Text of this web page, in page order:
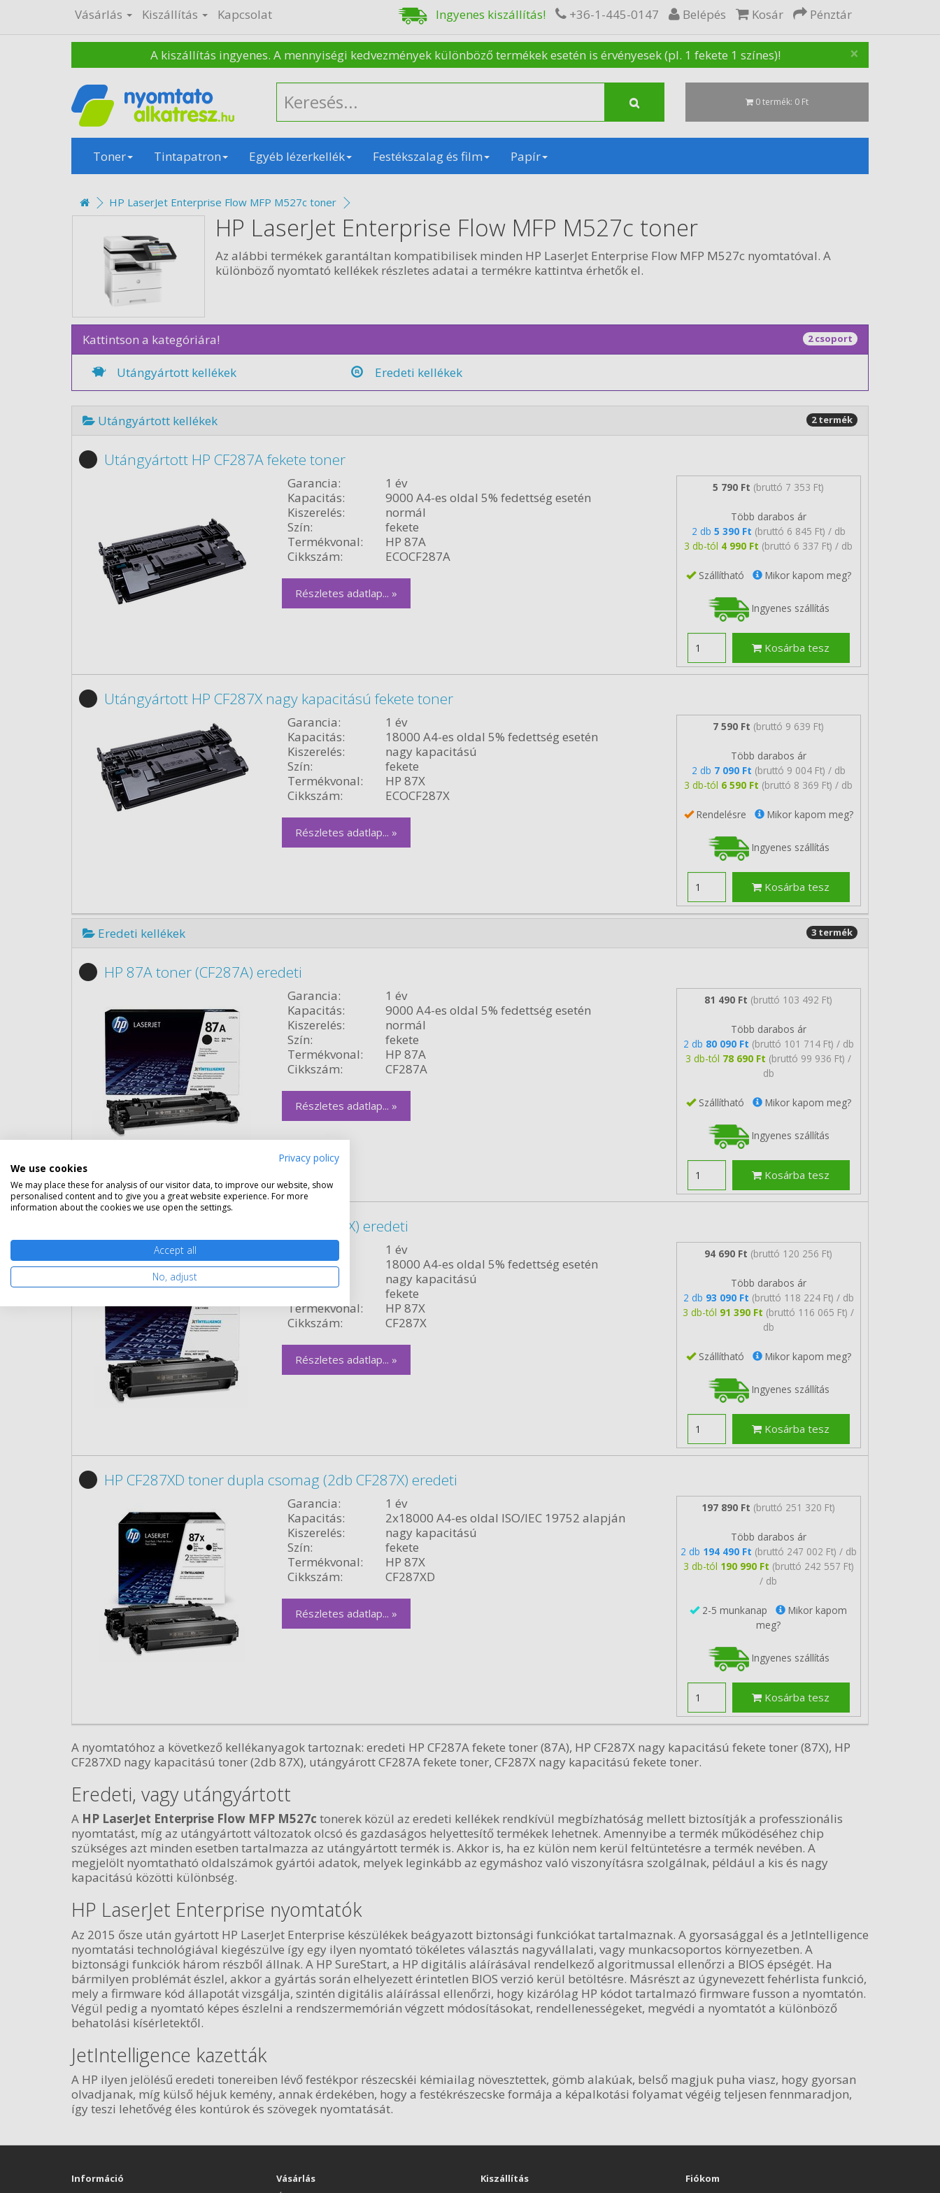
Vásárlás Kiszállítás Kapcsolat Ingyenes kiszállítás! +36-1-445-0147 Belépés Kosár Pénztár
×
A kiszállítás ingyenes. A mennyiségi kedvezmények különböző termékek esetén is érvényesek (pl. 1 fekete 1 színes)!
0 termék: 0 Ft
Toner Tintapatron Egyéb lézerkellék Festékszalag és film Papír
HP LaserJet Enterprise Flow MFP M527c toner
HP LaserJet Enterprise Flow MFP M527c toner
Az alábbi termékek garantáltan kompatibilisek minden HP LaserJet Enterprise Flow MFP M527c nyomtatóval. A
különböző nyomtató kellékek részletes adatai a termékre kattintva érhetők el.
Kattintson a kategóriára! 2 csoport
Utángyártott kellékek Eredeti kellékek
Utángyártott kellékek 2 termék
Utángyártott HP CF287A fekete toner
Garancia:
1 év
Kapacitás:
9000 A4-es oldal 5% fedettség esetén
Kiszerelés:
normál
Szín:
fekete
Termékvonal:
HP 87A
Cikkszám:
ECOCF287A
Részletes adatlap... »
5 790 Ft (bruttó 7 353 Ft)
Több darabos ár
2 db 5 390 Ft (bruttó 6 845 Ft) / db
3 db-tól 4 990 Ft (bruttó 6 337 Ft) / db
Szállítható Mikor kapom meg?
Ingyenes szállítás
Kosárba tesz
Utángyártott HP CF287X nagy kapacitású fekete toner
Garancia:
1 év
Kapacitás:
18000 A4-es oldal 5% fedettség esetén
Kiszerelés:
nagy kapacitású
Szín:
fekete
Termékvonal:
HP 87X
Cikkszám:
ECOCF287X
Részletes adatlap... »
7 590 Ft (bruttó 9 639 Ft)
Több darabos ár
2 db 7 090 Ft (bruttó 9 004 Ft) / db
3 db-tól 6 590 Ft (bruttó 8 369 Ft) / db
Rendelésre Mikor kapom meg?
Ingyenes szállítás
Kosárba tesz
Eredeti kellékek 3 termék
HP 87A toner (CF287A) eredeti
Garancia:
1 év
Kapacitás:
9000 A4-es oldal 5% fedettség esetén
Kiszerelés:
normál
Szín:
fekete
Termékvonal:
HP 87A
Cikkszám:
CF287A
Részletes adatlap... »
81 490 Ft (bruttó 103 492 Ft)
Több darabos ár
2 db 80 090 Ft (bruttó 101 714 Ft) / db
3 db-tól 78 690 Ft (bruttó 99 936 Ft) /
db
Szállítható Mikor kapom meg?
Ingyenes szállítás
Kosárba tesz
HP 87X nagy kapacitású toner (CF287X) eredeti
1 év
Kapacitás:
18000 A4-es oldal 5% fedettség esetén
nagy kapacitású
fekete
Termékvonal:
HP 87X
Cikkszám:
CF287X
Részletes adatlap... »
94 690 Ft (bruttó 120 256 Ft)
Több darabos ár
2 db 93 090 Ft (bruttó 118 224 Ft) / db
3 db-tól 91 390 Ft (bruttó 116 065 Ft) /
db
Szállítható Mikor kapom meg?
Ingyenes szállítás
Kosárba tesz
HP CF287XD toner dupla csomag (2db CF287X) eredeti
Garancia:
1 év
Kapacitás:
2x18000 A4-es oldal ISO/IEC 19752 alapján
Kiszerelés:
nagy kapacitású
Szín:
fekete
Termékvonal:
HP 87X
Cikkszám:
CF287XD
Részletes adatlap... »
197 890 Ft (bruttó 251 320 Ft)
Több darabos ár
2 db 194 490 Ft (bruttó 247 002 Ft) / db
3 db-tól 190 990 Ft (bruttó 242 557 Ft)
/ db
2-5 munkanap
Mikor kapom
meg?
Ingyenes szállítás
Kosárba tesz
A nyomtatóhoz a következő kellékanyagok tartoznak: eredeti HP CF287A fekete toner (87A), HP CF287X nagy kapacitású fekete toner (87X), HP
CF287XD nagy kapacitású toner (2db 87X), utángyárott CF287A fekete toner, CF287X nagy kapacitású fekete toner.
Eredeti, vagy utángyártott
A HP LaserJet Enterprise Flow MFP M527c tonerek közül az eredeti kellékek rendkívül megbízhatóság mellett biztosítják a professzionális
nyomtatást, míg az utángyártott változatok olcsó és gazdaságos helyettesítő termékek lehetnek. Amennyibe a termék működéséhez chip
szükséges azt minden esetben tartalmazza az utángyártott termék is. Akkor is, ha ez külön nem kerül feltüntetésre a termék nevében. A
megjelölt nyomtatható oldalszámok gyártói adatok, melyek leginkább az egymáshoz való viszonyításra szolgálnak, például a kis és nagy
kapacitású közötti különbség.
HP LaserJet Enterprise nyomtatók
Az 2015 ősze után gyártott HP LaserJet Enterprise készülékek beágyazott biztonsági funkciókat tartalmaznak. A gyorsasággal és a JetIntelligence
nyomtatási technológiával kiegészülve így egy ilyen nyomtató tökéletes választás nagyvállalati, vagy munkacsoportos környezetben. A
biztonsági funkciók három részből állnak. A HP SureStart, a HP digitális aláírásával rendelkező algoritmussal ellenőrzi a BIOS épségét. Ha
bármilyen problémát észlel, akkor a gyártás során elhelyezett érintetlen BIOS verzió kerül betöltésre. Másrészt az úgynevezett fehérlista funkció,
mely a firmware kód állapotát vizsgálja, szintén digitális aláírással ellenőrzi, hogy kizárólag HP kódot tartalmazó firmware fusson a nyomtatón.
Végül pedig a nyomtató képes észlelni a rendszermemórián végzett módosításokat, rendellenességeket, megvédi a nyomtatót a különböző
behatolási kísérletektől.
JetIntelligence kazetták
A HP ilyen jelölésű eredeti tonereiben lévő festékpor részecskéi kémiailag növesztettek, gömb alakúak, belső magjuk puha viasz, hogy gyorsan
olvadjanak, míg külső héjuk kemény, annak érdekében, hogy a festékrészecske formája a képalkotási folyamat végéig teljesen fennmaradjon,
így teszi lehetővég éles kontúrok és szövegek nyomtatását.
Információ Vásárlás Kiszállítás Fiókom
Privacy policy
We use cookies
We may place these for analysis of our visitor data, to improve our website, show
personalised content and to give you a great website experience. For more
information about the cookies we use open the settings.
Accept all
No, adjust